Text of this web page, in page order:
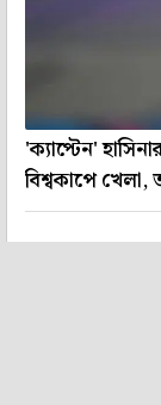
'ক্যাপ্টেন'
বিশ্বকাপে